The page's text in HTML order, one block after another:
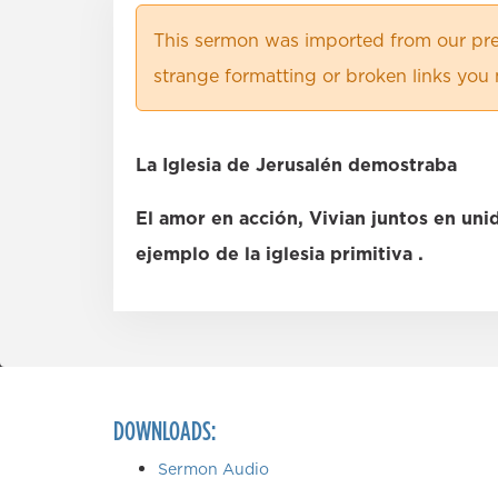
This sermon was imported from our
strange formatting or broken links you
La Iglesia de Jerusalén demostraba
El amor en acción, Vivian juntos en
ejemplo de la iglesia primitiva .
DOWNLOADS:
Sermon Audio